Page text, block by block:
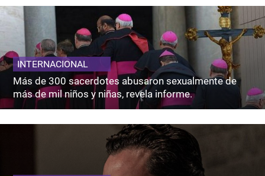
INTERNACIONAL
Más de 300 sacerdotes abusaron sexualmente de
más de mil niños y niñas, revela informe.